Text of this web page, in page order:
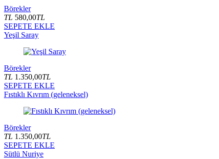
Börekler
TL 580,00TL
SEPETE EKLE
Yeşil Saray
Börekler
TL 1.350,00TL
SEPETE EKLE
Fıstıklı Kıvrım (geleneksel)
Börekler
TL 1.350,00TL
SEPETE EKLE
Sütlü Nuriye